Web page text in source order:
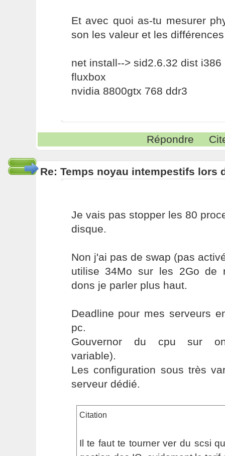
Et avec quoi as-tu mesurer
son les valeur et les
net install--> sid2.6.32 dist i386
fluxbox
nvidia 8800gtx 768 ddr3
Répondre
Re: Temps noyau intempestifs lors
Je vais pas stopper les 80
disque.
Non j'ai pas de swap (pas
utilise 34Mo sur les 2Go de
dons je parler plus haut.
Deadline pour mes serveurs
pc.
Gouvernor du cpu sur
variable).
Les configuration sous très
serveur dédié.
Citation
Il te faut te tourner ver du scsi